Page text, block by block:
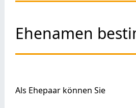
Ehenamen
Als Ehepaar können Sie